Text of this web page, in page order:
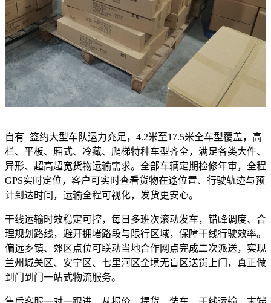
自有+签约大型车队运力充足，4.2米至17.5米全车型覆盖，高
栏、平板、厢式、冷藏、爬梯特种车型齐全，满足各类大件、
异形、超高超宽货物运输需求。全部车辆定期检修年审，全程
GPS实时定位，客户可实时查看货物在途位置、行驶轨迹与预
计到达时间，运输全程可视化，发货更安心。
干线运输时效稳定可控，每日多班次滚动发车，错峰调度、合
理规划路线，避开拥堵路段与限行区域，保障干线行驶效率。
偏远乡镇、郊区点位可联动当地合作网点完成二次派送，实现
兰州城关区、安宁区、七里河区全境无盲区送货上门，真正做
到门到门一站式物流服务。